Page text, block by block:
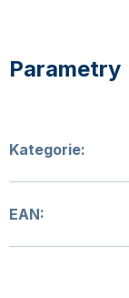
Kategorie:
EAN: